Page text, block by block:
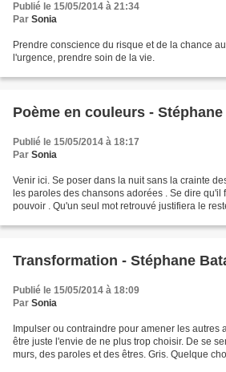
Publié le 15/05/2014 à 21:34
Par Sonia
Prendre conscience du risque et de la chance
l'urgence, prendre soin de la vie.
Poème en couleurs -
Publié le 15/05/2014 à 18:17
Par Sonia
Venir ici. Se poser dans la nuit sans la crainte
les paroles des chansons adorées . Se dire
pouvoir . Qu'un seul mot retrouvé justifiera le
Transformation - Stéphane
Publié le 15/05/2014 à 18:09
Par Sonia
Impulser ou contraindre pour amener les autres
être juste l'envie de ne plus trop choisir. De se
murs, des paroles et des êtres. Gris. Quelque